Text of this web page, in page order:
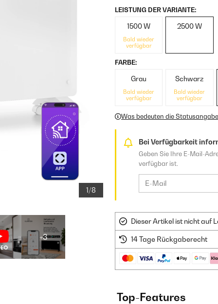
1/8
+3
LEISTUNG DER VARIANTE:
1500 W
Bald wieder
verfügbar
2500 W
FARBE:
Grau
Bald wieder
verfügbar
Schwarz
Bald wieder
verfügbar
Was bedeuten die
Bei Verfügbarkeit
Geben Sie Ihre E-Mail-
verfügbar ist.
Dieser Artikel ist nicht auf
14 Tage Rückgaberecht
Top-Features